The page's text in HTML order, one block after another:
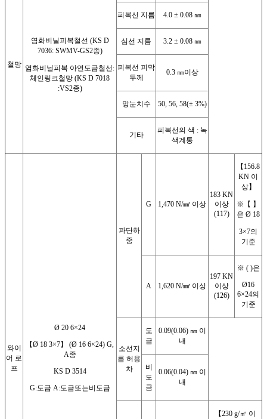
철망
염화비닐피복철선 (KS D
7036: SWMV-GS2종)
염화비닐피복 아연도금철선:
체인링크철망 (KS D 7018
:VS2종)
피복선 지름 4.0 ± 0.08 ㎜
심선 지름 3.2 ± 0.08 ㎜
피복선 피막
두께
0.3 ㎜이상
망눈치수 50, 56, 58(± 3%)
기타
피복선의 색 : 녹
색계통
와이
어 로
프
Ø 20 6×24
【Ø 18 3×7】 (Ø 16 6×24) G,
A종
KS D 3514
G:도금 A:도금또는비도금
파단하
중
G 1,470 N/㎟ 이상
183 KN
이상
(117)
【156.8
KN 이
상】
※【 】
은 Ø 18
3×7의
기준
A 1,620 N/㎟ 이상
197 KN
이상
(126)
※ ( )은
Ø16
6×24의
기준
소선지
름 허용
차
도
금
0.09(0.06) ㎜ 이
내
비
도
금
0.06(0.04) ㎜ 이
내
【230 g/㎡ 이